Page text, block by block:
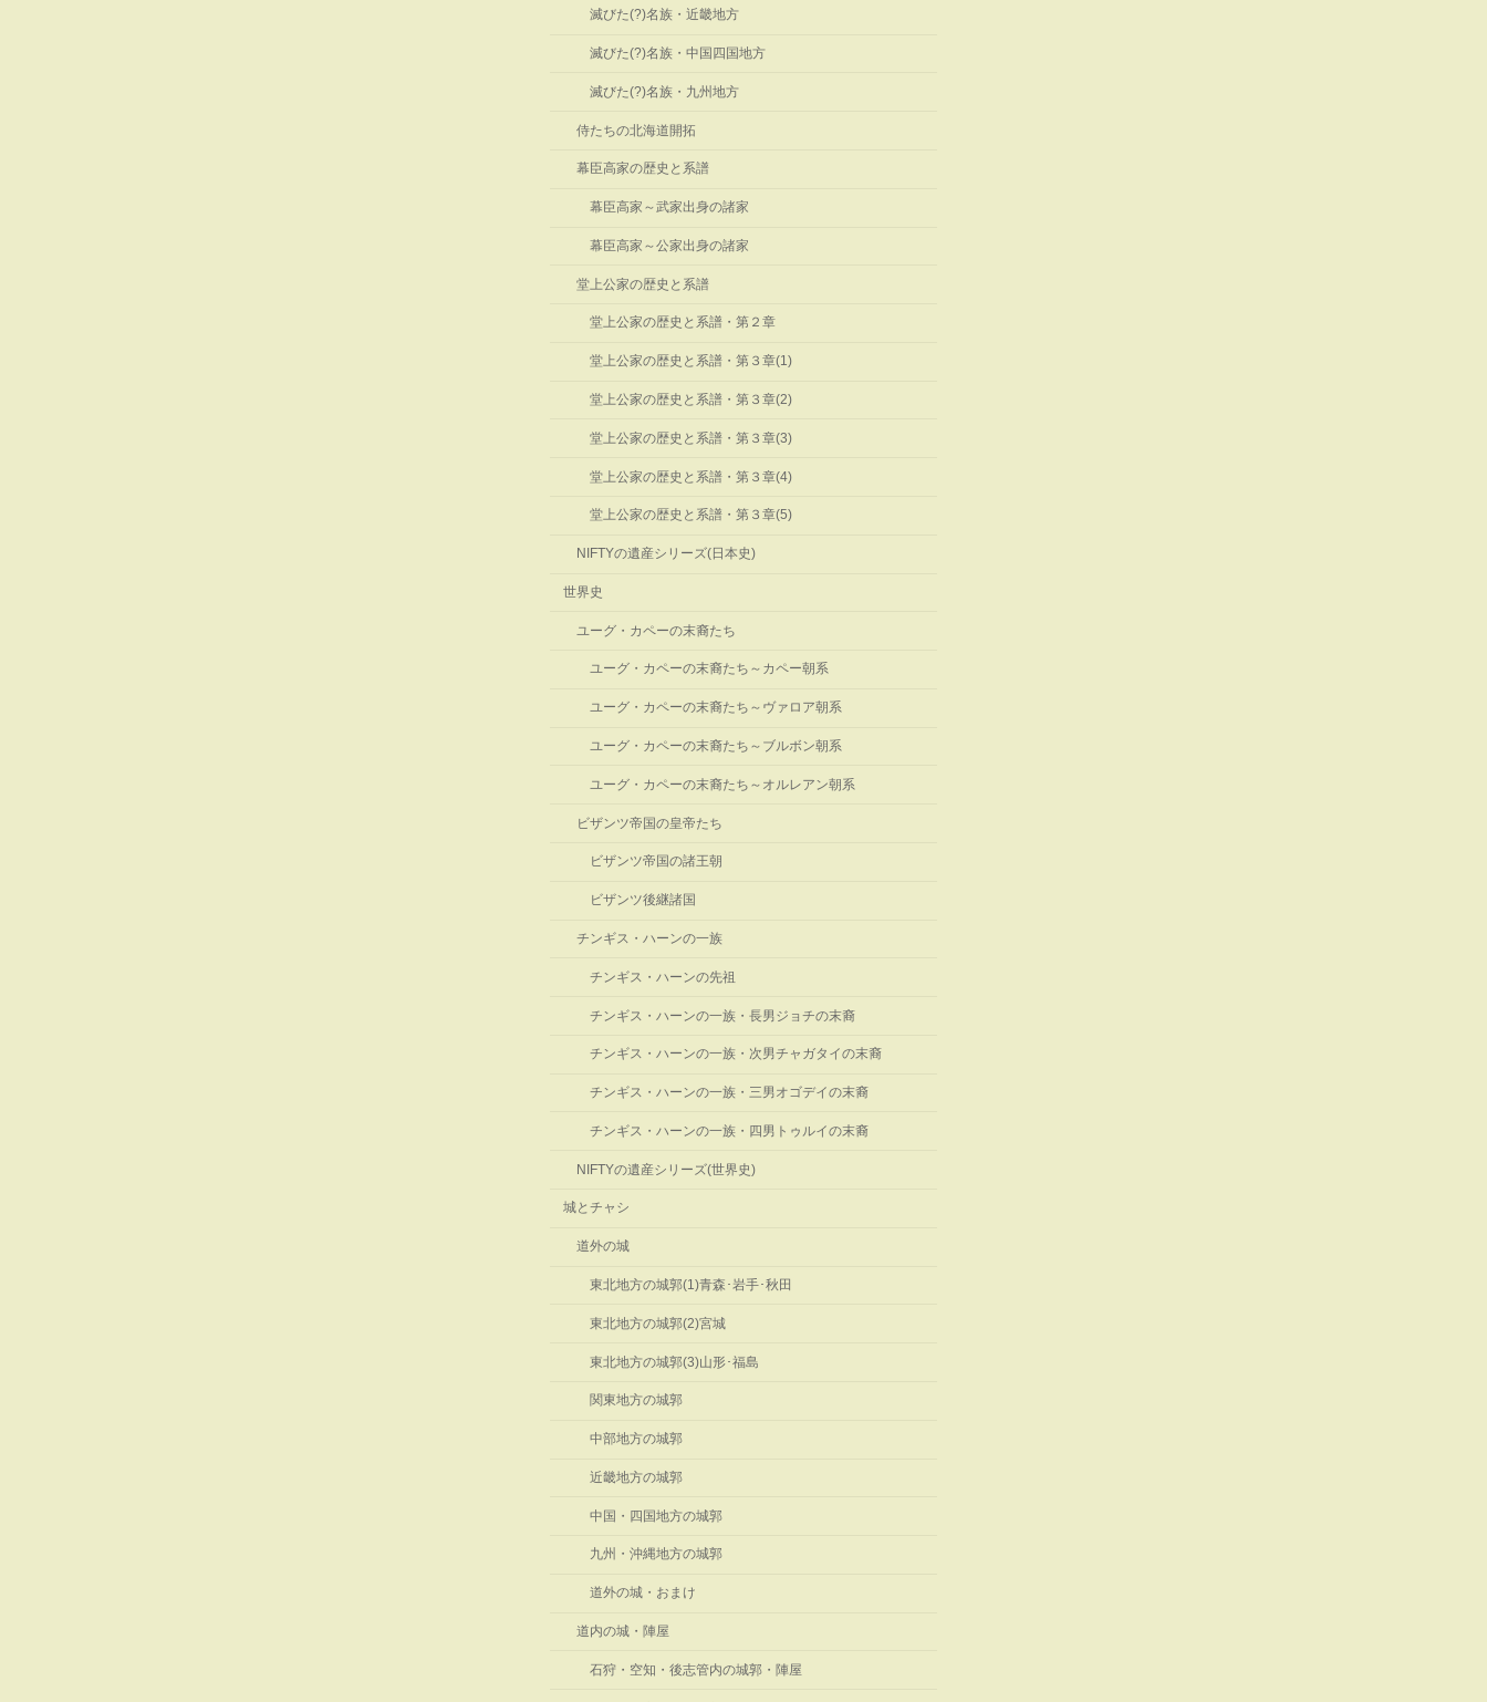
滅びた(?)名族・近畿地方
滅びた(?)名族・中国四国地方
滅びた(?)名族・九州地方
侍たちの北海道開拓
幕臣高家の歴史と系譜
幕臣高家～武家出身の諸家
幕臣高家～公家出身の諸家
堂上公家の歴史と系譜
堂上公家の歴史と系譜・第２章
堂上公家の歴史と系譜・第３章(1)
堂上公家の歴史と系譜・第３章(2)
堂上公家の歴史と系譜・第３章(3)
堂上公家の歴史と系譜・第３章(4)
堂上公家の歴史と系譜・第３章(5)
NIFTYの遺産シリーズ(日本史)
世界史
ユーグ・カペーの末裔たち
ユーグ・カペーの末裔たち～カペー朝系
ユーグ・カペーの末裔たち～ヴァロア朝系
ユーグ・カペーの末裔たち～ブルボン朝系
ユーグ・カペーの末裔たち～オルレアン朝系
ビザンツ帝国の皇帝たち
ビザンツ帝国の諸王朝
ビザンツ後継諸国
チンギス・ハーンの一族
チンギス・ハーンの先祖
チンギス・ハーンの一族・長男ジョチの末裔
チンギス・ハーンの一族・次男チャガタイの末裔
チンギス・ハーンの一族・三男オゴデイの末裔
チンギス・ハーンの一族・四男トゥルイの末裔
NIFTYの遺産シリーズ(世界史)
城とチャシ
道外の城
東北地方の城郭(1)青森･岩手･秋田
東北地方の城郭(2)宮城
東北地方の城郭(3)山形･福島
関東地方の城郭
中部地方の城郭
近畿地方の城郭
中国・四国地方の城郭
九州・沖縄地方の城郭
道外の城・おまけ
道内の城・陣屋
石狩・空知・後志管内の城郭・陣屋